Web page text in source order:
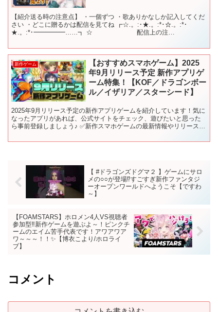
【紹介送る時の注意点】 ・一個ずつ ・歌ありかなしか記入してくだ
さい ・どこに贈るかは配信を見てね ┏☆.。:･★.。:*･☆.。:*･
★.。:*･━━━━━……┓ ☆ 配信上の注
新作ゲーム
【おすすめスマホゲーム】2025
年9月リリース予定 新作アプリゲ
ーム特集！【KOF／ドラゴンボー
ル／イザリア／スターシード】
2025年9月リリース予定の新作アプリゲームを紹介しています！気に
なったアプリがあれば、公式サイトをチェック、遊びたいと思った
ら事前登録しましょう♪ ✅新作スマホゲームの最新情報やリリース日
【 #ドラゴンズドグマ２ 】ゲームにサロ
メの○○が登場⁉すごすぎ新作ファンタジ
ーオープンワールドへようこそ【ですわ
～】
【FOAMSTARS】ホロメン4人VS視聴者
参加型‼新作ゲームを遊ぶよ～！ピンクチ
ームのエイム苦手代表です！アワアワア
ワ～～～！！✨【博衣こより/ホロライ
ブ】
コメント